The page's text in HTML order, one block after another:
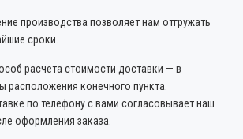
производства позволяет нам отгружать
сроки.
расчета стоимости доставки — в
расположения конечного пункта.
по телефону с вами согласовывает наш
оформления заказа.